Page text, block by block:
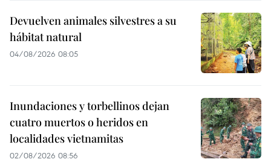
Devuelven animales silvestres a su
hábitat natural
04/08/2026 08:05
Inundaciones y torbellinos dejan
cuatro muertos o heridos en
localidades vietnamitas
02/08/2026 08:56